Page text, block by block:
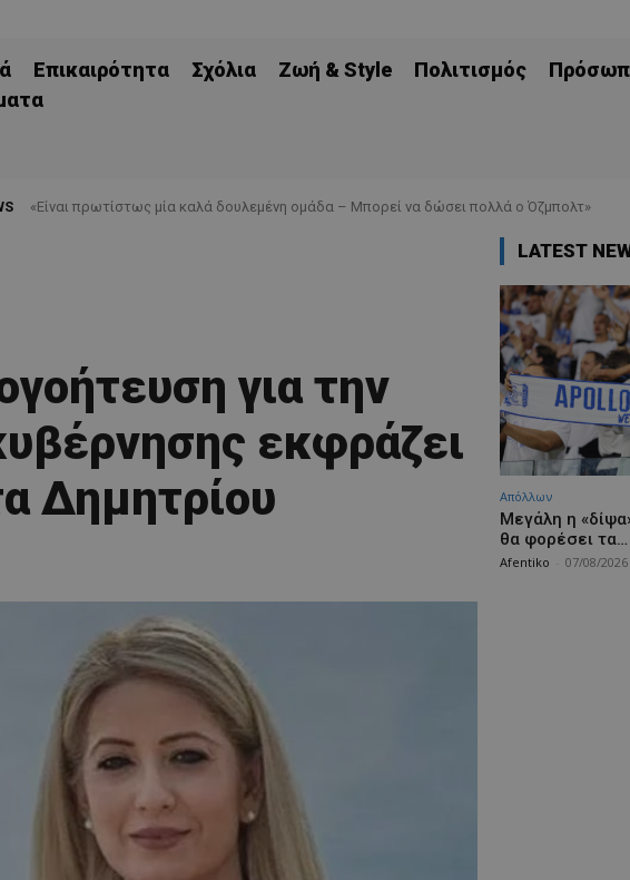
Επικαιρότητα Σχόλια Ζωή & Style Πολιτισμός
«Είναι πρωτίστως μία καλά δουλεμένη ομάδα – Μπορεί να δώσει πολλά ο Όζμπολτ»
για την
εκφράζει
Δημητρίου
LATEST
Απόλλων
Μεγάλη η
θα φορέσει
Afentiko 07/08/2026